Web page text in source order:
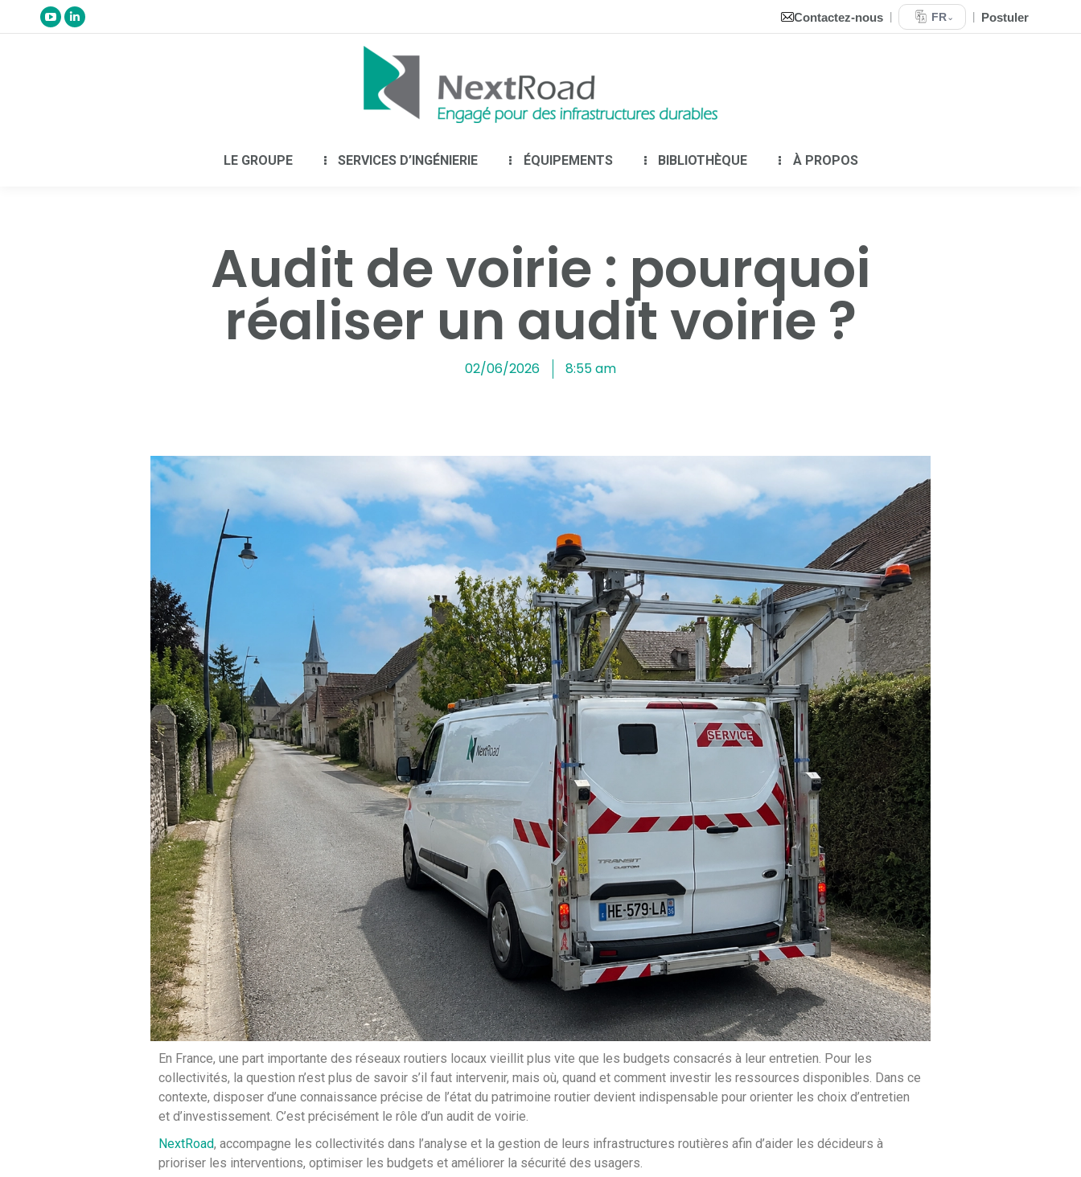
Contactez-nous FR⌄ Postuler
LE GROUPE SERVICES D’INGÉNIERIE ÉQUIPEMENTS BIBLIOTHÈQUE À PROPOS
Audit de voirie : pourquoi
réaliser un audit voirie ?
02/06/2026 8:55 am
En France, une part importante des réseaux routiers locaux vieillit plus vite que les budgets consacrés à leur entretien. Pour les
collectivités, la question n’est plus de savoir s’il faut intervenir, mais où, quand et comment investir les ressources disponibles. Dans ce
contexte, disposer d’une connaissance précise de l’état du patrimoine routier devient indispensable pour orienter les choix d’entretien
et d’investissement. C’est précisément le rôle d’un audit de voirie.
NextRoad, accompagne les collectivités dans l’analyse et la gestion de leurs infrastructures routières afin d’aider les décideurs à
prioriser les interventions, optimiser les budgets et améliorer la sécurité des usagers.
LE GROUPE SERVICES D’INGÉNIERIE ÉQUIPEMENTS BIBLIOTHÈQUE À PROPOS